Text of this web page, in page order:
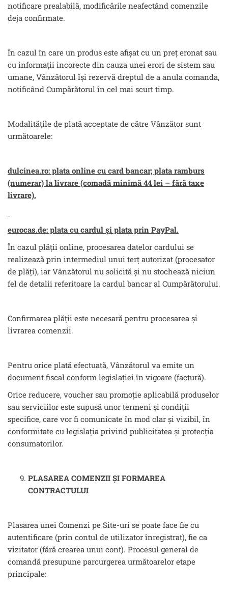
notificare prealabilă, modificările neafectând comenzile
deja confirmate.
În cazul în care un produs este afișat cu un preț eronat sau
cu informații incorecte din cauza unei erori de sistem sau
umane, Vânzătorul își rezervă dreptul de a anula comanda,
notificând Cumpărătorul în cel mai scurt timp.
Modalitățile de plată acceptate de către Vânzător sunt
următoarele:
dulcinea.ro: plata online cu card bancar; plata ramburs
(numerar) la livrare (comadă minimă 44 lei – fără taxe
livrare).
eurocas.de: plata cu cardul și plata prin PayPal.
În cazul plății online, procesarea datelor cardului se
realizează prin intermediul unui terț autorizat (procesator
de plăți), iar Vânzătorul nu solicită și nu stochează niciun
fel de detalii referitoare la cardul bancar al Cumpărătorului.
Confirmarea plății este necesară pentru procesarea și
livrarea comenzii.
Pentru orice plată efectuată, Vânzătorul va emite un
document fiscal conform legislației în vigoare (factură).
Orice reducere, voucher sau promoție aplicabilă produselor
sau serviciilor este supusă unor termeni și condiții
specifice, care vor fi comunicate în mod clar și vizibil, în
conformitate cu legislația privind publicitatea și protecția
consumatorilor.
PLASAREA COMENZII ȘI FORMAREA
CONTRACTULUI
Plasarea unei Comenzi pe Site-uri se poate face fie cu
autentificare (prin contul de utilizator înregistrat), fie ca
vizitator (fără crearea unui cont). Procesul general de
comandă presupune parcurgerea următoarelor etape
principale: